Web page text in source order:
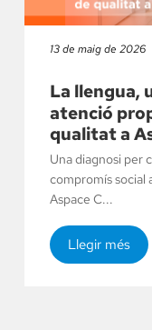
13 de maig de 2026
La llengua,
atenció
qualitat a
Una diagnosi per
compromís social
Aspace C...
Llegir més